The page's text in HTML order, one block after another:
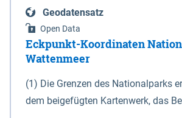
Geodatensatz
Open Data
Eckpunkt-Koordinaten
Wattenmeer
(1) Die Grenzen des Nationalparks
dem beigefügten Kartenwerk, das